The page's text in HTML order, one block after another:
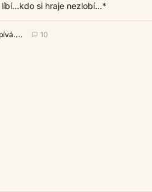
si hraje nezlobí...*
10